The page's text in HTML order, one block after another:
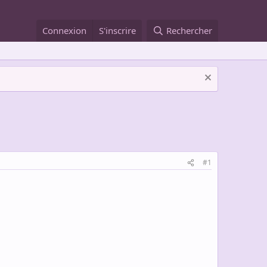
Connexion S'inscrire Rechercher
#1